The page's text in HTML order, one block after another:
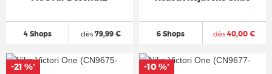
4 Shops dès 79,99 € 6 Shops dès 40,00 €
-21 %* -10 %*